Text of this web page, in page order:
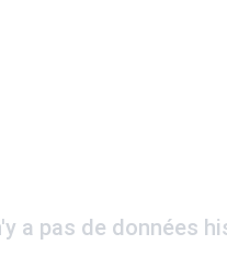
a pas de données